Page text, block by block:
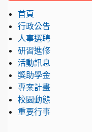
首頁
行政公告
人事選聘
研習進修
活動訊息
獎助學金
專案計畫
校園動態
重要行事